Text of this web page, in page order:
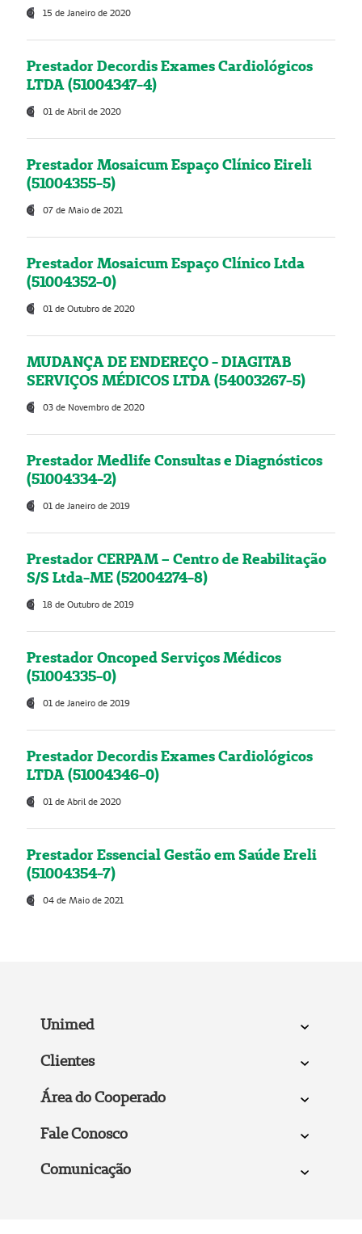
15 de Janeiro de 2020
Prestador Decordis Exames Cardiológicos
LTDA (51004347-4)
01 de Abril de 2020
Prestador Mosaicum Espaço Clínico Eireli
(51004355-5)
07 de Maio de 2021
Prestador Mosaicum Espaço Clínico Ltda
(51004352-0)
01 de Outubro de 2020
MUDANÇA DE ENDEREÇO - DIAGITAB
SERVIÇOS MÉDICOS LTDA (54003267-5)
03 de Novembro de 2020
Prestador Medlife Consultas e Diagnósticos
(51004334-2)
01 de Janeiro de 2019
Prestador CERPAM – Centro de Reabilitação
S/S Ltda-ME (52004274-8)
18 de Outubro de 2019
Prestador Oncoped Serviços Médicos
(51004335-0)
01 de Janeiro de 2019
Prestador Decordis Exames Cardiológicos
LTDA (51004346-0)
01 de Abril de 2020
Prestador Essencial Gestão em Saúde Ereli
(51004354-7)
04 de Maio de 2021
Unimed
Clientes
Área do Cooperado
Fale Conosco
Comunicação